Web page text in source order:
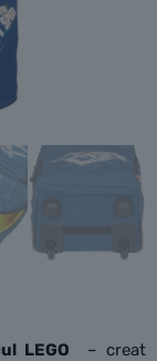
LEGO
– creat